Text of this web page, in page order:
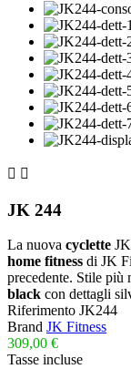
 
JK 244
La nuova cyclette
home fitness di JK
precedente. Stile più
black con dettagli
Riferimento JK244
Brand JK Fitness
309,00 €
Tasse incluse